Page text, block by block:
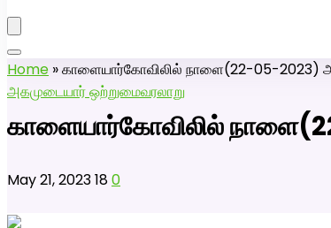
Home »காளையார்கோவிலில் நாளை(22-05-2023)
அகமுடையார் ஒற்றுமைவரலாறு
காளையார்கோவிலில்
May 21, 2023180